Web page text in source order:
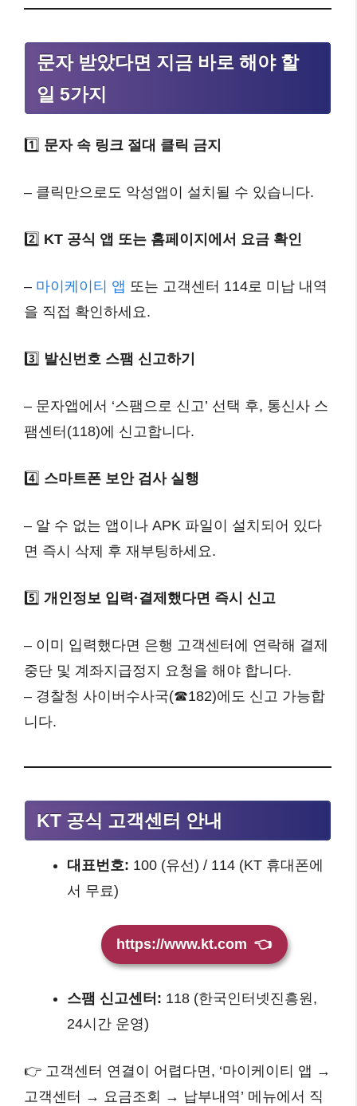
문자 받았다면 지금 바로 해야 할
일 5가지
1️⃣ 문자 속 링크 절대 클릭 금지
– 클릭만으로도 악성앱이 설치될 수 있습니다.
2️⃣ KT 공식 앱 또는 홈페이지에서 요금 확인
– 마이케이티 앱 또는 고객센터 114로 미납 내역
을 직접 확인하세요.
3️⃣ 발신번호 스팸 신고하기
– 문자앱에서 ‘스팸으로 신고’ 선택 후, 통신사 스
팸센터(118)에 신고합니다.
4️⃣ 스마트폰 보안 검사 실행
– 알 수 없는 앱이나 APK 파일이 설치되어 있다
면 즉시 삭제 후 재부팅하세요.
5️⃣ 개인정보 입력·결제했다면 즉시 신고
– 이미 입력했다면 은행 고객센터에 연락해 결제
중단 및 계좌지급정지 요청을 해야 합니다.
– 경찰청 사이버수사국(☎182)에도 신고 가능합
니다.
KT 공식 고객센터 안내
대표번호: 100 (유선) / 114 (KT 휴대폰에
서 무료)
https://www.kt.com👈
스팸 신고센터: 118 (한국인터넷진흥원,
24시간 운영)
👉 고객센터 연결이 어렵다면, ‘마이케이티 앱 →
고객센터 → 요금조회 → 납부내역’ 메뉴에서 직